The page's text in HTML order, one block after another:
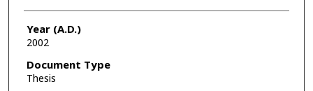
Year (A.D.)
2002
Document Type
Thesis